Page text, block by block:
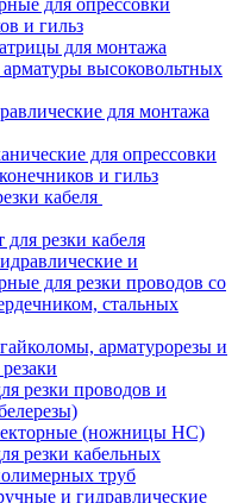
для опрессовки
и гильз
для монтажа
арматуры высоковольтных
для монтажа
для опрессовки
и гильз
кабеля
резки кабеля
и
для резки проводов со
стальных
арматурорезы и
резки проводов и
(ножницы НС)
резки кабельных
труб
и гидравлические